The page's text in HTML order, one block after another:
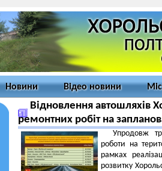
Новини Відео новини
Відновлення автошляхів
ремонтних робіт на
Упродовж
роботи на
рамках
розвитку